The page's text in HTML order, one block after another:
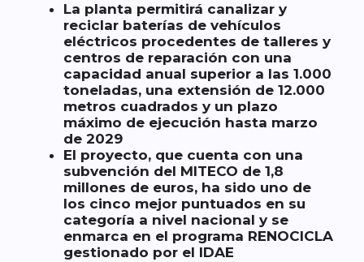
La planta permitirá canalizar y
reciclar baterías de vehículos
eléctricos procedentes de talleres y
centros de reparación con una
capacidad anual superior a las 1.000
toneladas, una extensión de 12.000
metros cuadrados y un plazo
máximo de ejecución hasta marzo
de 2029
El proyecto, que cuenta con una
subvención del MITECO de 1,8
millones de euros, ha sido uno de
los cinco mejor puntuados en su
categoría a nivel nacional y se
enmarca en el programa RENOCICLA
gestionado por el IDAE